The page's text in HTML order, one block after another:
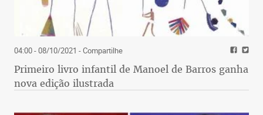
Qual a origem do poema que dá nome ao livro?
Uma visita do poeta ao Brasil chegou a ser
cogitada?
O poema começa com um equívoco, ao ser
intitulado Calipso. Brasil, capital Bermudas.
Naquela época, as viagens não eram tão acessíveis
visitante nos Estados Unidos, mas parece que
04:00 - 08/10/2021 - Compartilhe
Primeiro livro infantil de Manoel de Barros ganha
nova edição ilustrada